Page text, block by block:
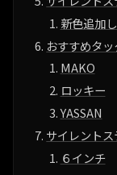
新色追加
おすすめタ
MAKO
ロッキー
YASSAN
サイレント
６インチ